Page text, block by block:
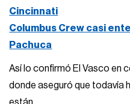
Cincinnati
Columbus Crew casi
Pachuca
Así lo confirmó El Vasco en
donde aseguró que todavía